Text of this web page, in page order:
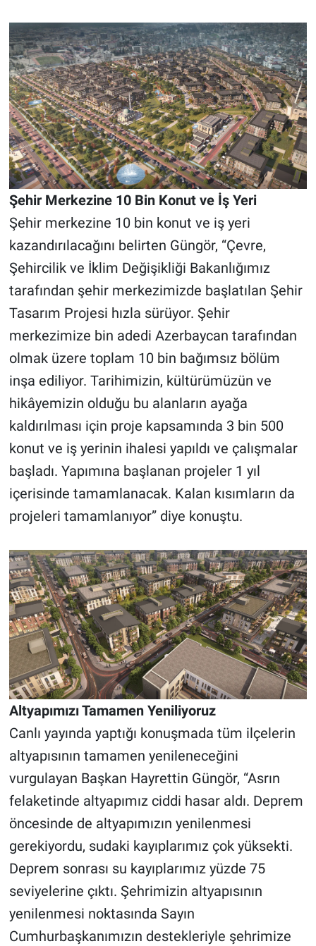
Şehir Merkezine 10 Bin Konut ve İş Yeri
Şehir merkezine 10 bin konut ve iş yeri
kazandırılacağını belirten Güngör, “Çevre,
Şehircilik ve İklim Değişikliği Bakanlığımız
tarafından şehir merkezimizde başlatılan Şehir
Tasarım Projesi hızla sürüyor. Şehir
merkezimize bin adedi Azerbaycan tarafından
olmak üzere toplam 10 bin bağımsız bölüm
inşa ediliyor. Tarihimizin, kültürümüzün ve
hikâyemizin olduğu bu alanların ayağa
kaldırılması için proje kapsamında 3 bin 500
konut ve iş yerinin ihalesi yapıldı ve çalışmalar
başladı. Yapımına başlanan projeler 1 yıl
içerisinde tamamlanacak. Kalan kısımların da
projeleri tamamlanıyor” diye konuştu.
Altyapımızı Tamamen Yeniliyoruz
Canlı yayında yaptığı konuşmada tüm ilçelerin
altyapısının tamamen yenileneceğini
vurgulayan Başkan Hayrettin Güngör, “Asrın
felaketinde altyapımız ciddi hasar aldı. Deprem
öncesinde de altyapımızın yenilenmesi
gerekiyordu, sudaki kayıplarımız çok yüksekti.
Deprem sonrası su kayıplarımız yüzde 75
seviyelerine çıktı. Şehrimizin altyapısının
yenilenmesi noktasında Sayın
Cumhurbaşkanımızın destekleriyle şehrimize